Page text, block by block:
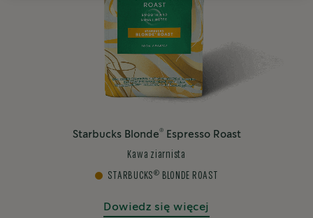
Starbucks Blonde®Espresso Roast
Kawa ziarnista
STARBUCKS® BLONDE ROAST
Dowiedz się więcej